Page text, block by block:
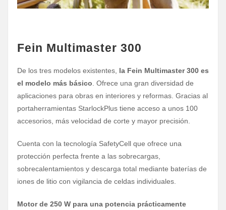
Fein Multimaster 300
De los tres modelos existentes, la Fein Multimaster 300 es
el modelo más básico . Ofrece una gran diversidad de
aplicaciones para obras en interiores y reformas. Gracias al
portaherramientas StarlockPlus tiene acceso a unos 100
accesorios, más velocidad de corte y mayor precisión.
Cuenta con la tecnología SafetyCell que ofrece una
protección perfecta frente a las sobrecargas,
sobrecalentamientos y descarga total mediante baterías de
iones de litio con vigilancia de celdas individuales.
Motor de 250 W para una potencia prácticamente